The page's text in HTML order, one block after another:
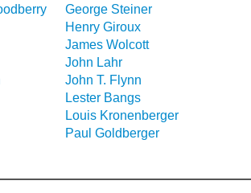
George Steiner
Henry Giroux
James Wolcott
John Lahr
John T. Flynn
Lester Bangs
Louis Kronenberger
Paul Goldberger